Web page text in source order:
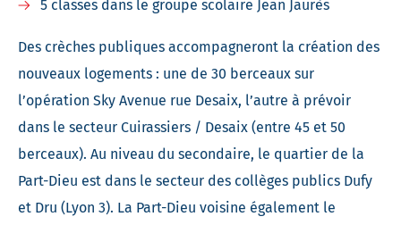
5 classes dans le groupe scolaire Jean Jaurès
Des crèches publiques accompagneront la création des
nouveaux logements : une de 30 berceaux sur
l’opération Sky Avenue rue Desaix, l’autre à prévoir
dans le secteur Cuirassiers / Desaix (entre 45 et 50
berceaux). Au niveau du secondaire, le quartier de la
Part-Dieu est dans le secteur des collèges publics Dufy
et Dru (Lyon 3). La Part-Dieu voisine également le